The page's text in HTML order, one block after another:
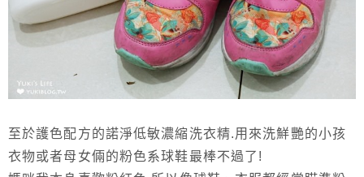
至於護色配方的諾淨低敏濃縮洗衣精.用來洗鮮艷的小孩
衣物或者母女倆的粉色系球鞋最棒不過了!